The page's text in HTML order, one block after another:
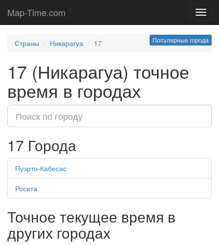
Map-Time.com
Популярные города
Страны Никарагуа 17
17 (Никарагуа) точное
время в городах
17 Города
Пуэрто-Кабесас
Росита
Точное текущее время в
других городах